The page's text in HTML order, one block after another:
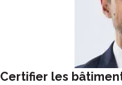
Certifier les